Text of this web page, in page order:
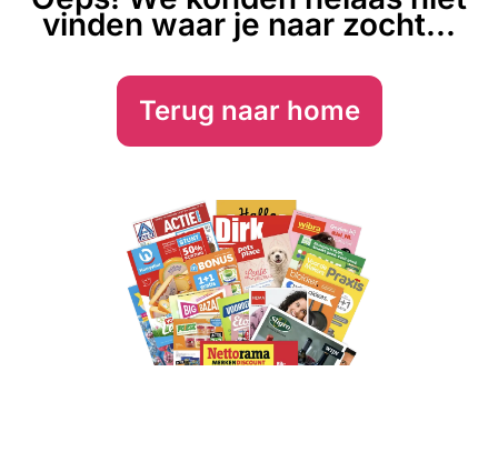
vinden waar je naar zocht...
Terug naar home